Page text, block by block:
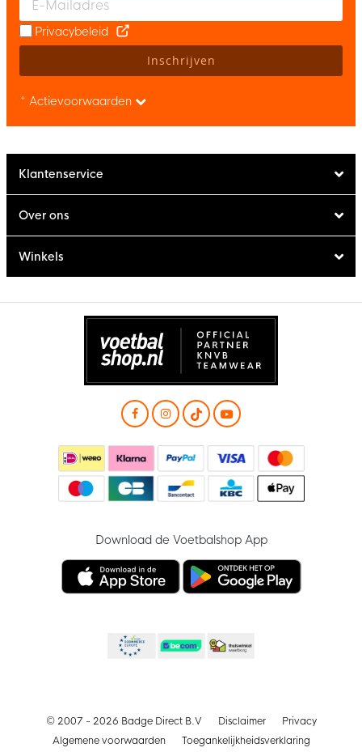
Privacybeleid
Inschrijven
* Actievoorwaarden
Klantenservice
Over ons
Winkels
Download de Voetbalshop App
© 2007 - 2026 Badge Direct B.V Disclaimer
Privacy
Algemene voorwaarden
Toegankelijkheidsverklaring